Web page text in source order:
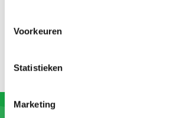
Voorkeuren
Statistieken
Marketing